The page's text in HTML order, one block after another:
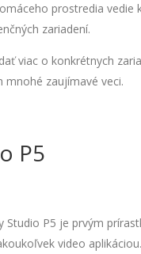
prostredia vedie
zariadení.
viac o konkrétnych
mnohé zaujímavé veci.
P5
Studio P5 je prvým
video